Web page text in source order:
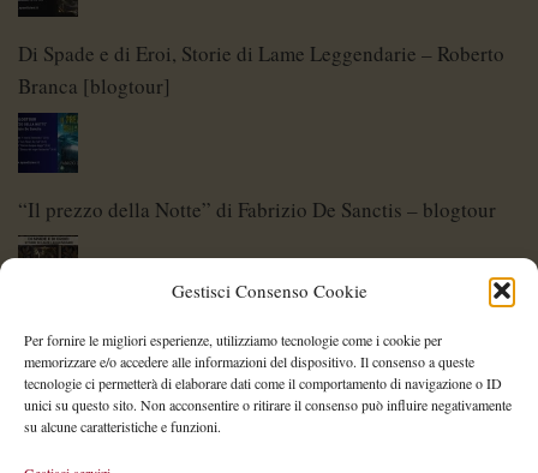
Gestisci Consenso Cookie
Per fornire le migliori esperienze, utilizziamo tecnologie come i cookie per
memorizzare e/o accedere alle informazioni del dispositivo. Il consenso a queste
tecnologie ci permetterà di elaborare dati come il comportamento di navigazione o ID
unici su questo sito. Non acconsentire o ritirare il consenso può influire negativamente
su alcune caratteristiche e funzioni.
Di Spade e di Eroi, Storie di Lame Leggendarie – Roberto
Branca [blogtour]
“Il prezzo della Notte” di Fabrizio De Sanctis – blogtour
Di Spade e di Eroi – Storie di Lame Leggendarie